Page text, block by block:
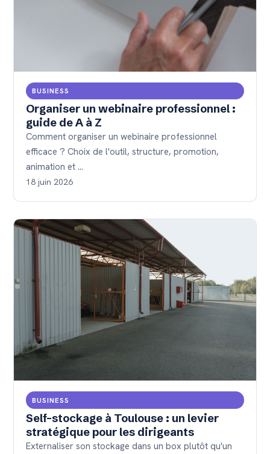
BUSINESS
Organiser un webinaire professionnel :
guide de A à Z
Comment organiser un webinaire professionnel
efficace ? Choix de l'outil, structure, promotion,
animation et …
18 juin 2026
BUSINESS
Self-stockage à Toulouse : un levier
stratégique pour les dirigeants
Externaliser son stockage dans un box plutôt qu'un